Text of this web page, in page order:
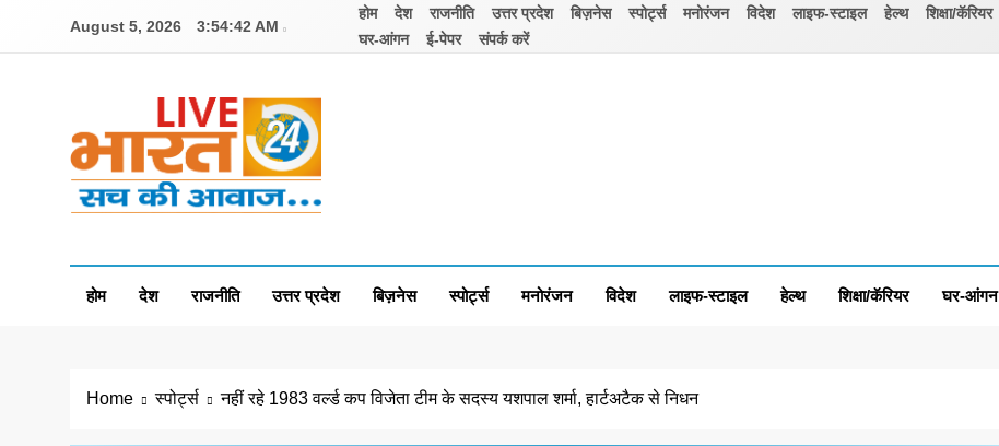
August 5, 2026 3:54:42 AM
होम देश राजनीति उत्तर प्रदेश बिज़नेस स्पोर्ट्स मनोरंजन विदेश लाइफ-स्टाइल हेल्थ
शिक्षा/कॅरियर
घर-आंगन
ई-पेपर संपर्क करें
होम देश राजनीति उत्तर प्रदेश बिज़नेस स्पोर्ट्स मनोरंजन विदेश लाइफ-स्टाइल हेल्थ शिक्षा/कॅरियर घर-आंगन
Home स्पोर्ट्स नहीं रहे 1983 वर्ल्ड कप विजेता टीम के सदस्य यशपाल शर्मा, हार्टअटैक से निधन